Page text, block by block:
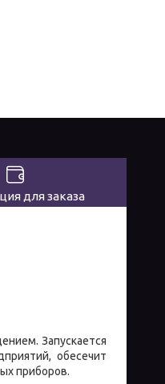
для заказа
Запускается
обесечит
приборов.